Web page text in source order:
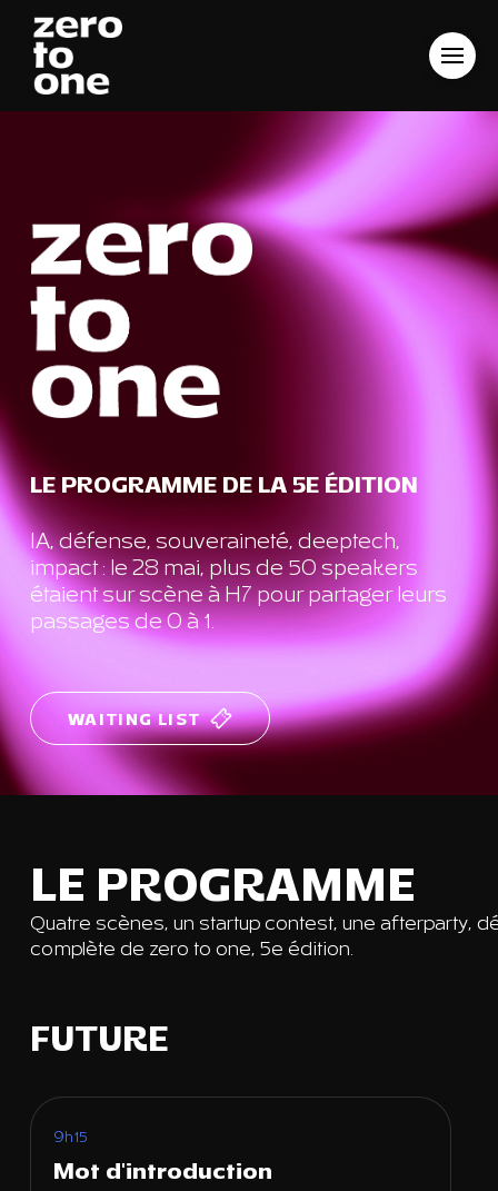
LE PROGRAMME DE LA 5E ÉDITION
IA, défense, souveraineté, deeptech,
impact : le 28 mai, plus de 50 speakers
étaient sur scène à H7 pour partager leurs
passages de 0 à 1.
WAITING LIST
LE PROGRAMME
Quatre scènes, un startup contest, une afterparty,
complète de zero to one, 5e édition.
FUTURE
9h15
Mot d'introduction